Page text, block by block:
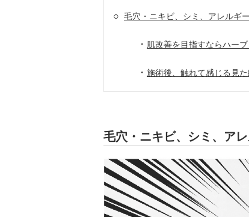
○ 毛穴・ニキビ、シミ、アレルギ
・ 肌改善を目指すならハーブ
・ 施術後、触れて感じる見
毛穴・ニキビ、シミ、ア